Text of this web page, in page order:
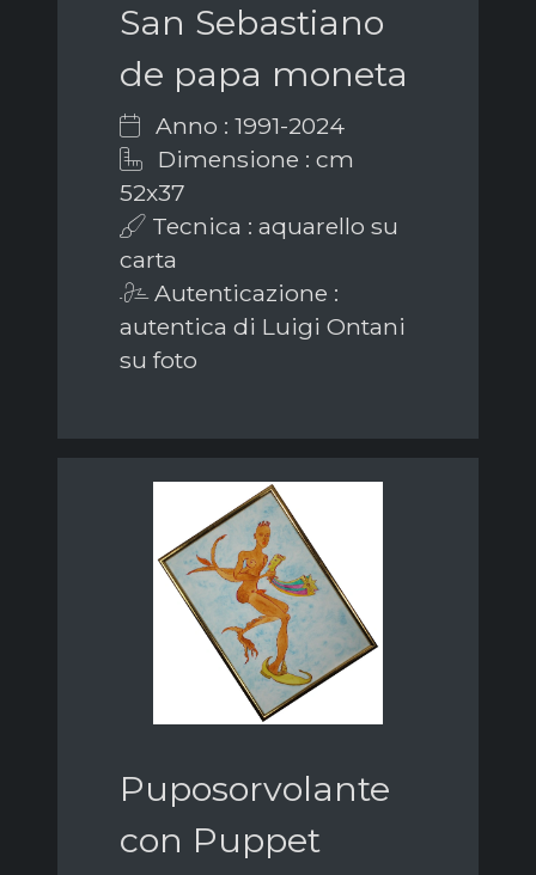
San Sebastiano
de papa moneta
Anno : 1991-2024
Dimensione : cm
52x37
Tecnica : aquarello su
carta
Autenticazione :
autentica di Luigi Ontani
su foto
Puposorvolante
con Puppet